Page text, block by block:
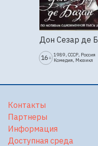
16+ 1989, СССР, Россия
Комедия, Мюзикл
Контакты
Партнеры
Информация
Доступная среда